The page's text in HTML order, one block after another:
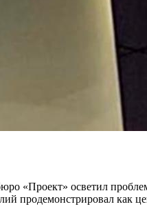
«Проект» осветил
продемонстрировал как